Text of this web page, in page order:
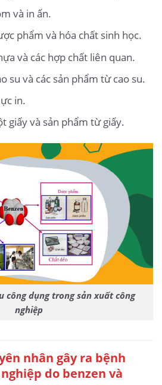
và in ấn.
phẩm và hóa chất sinh học.
và các hợp chất liên quan.
su và các sản phẩm từ cao su.
in.
giấy và sản phẩm từ giấy.
công dụng trong sản xuất công
nghiệp
nhân gây ra bệnh
do benzen và